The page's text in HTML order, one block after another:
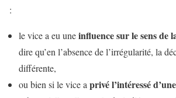
:
le vice a eu uneinfluence sur le sens de
dire qu’en l’absence de l’irrégularité, la
différente,
ou bien si le vice a privé l’intéressé